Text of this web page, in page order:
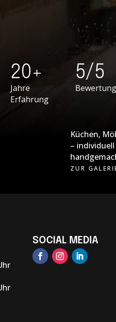
20+
Jahre
Erfahrung
5/5
Bewertung
Küchen,
–
ZUR
SOCIAL MEDIA